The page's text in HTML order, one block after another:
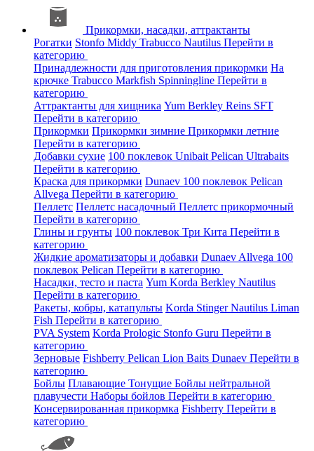
Прикормки, насадки, аттрактанты
Рогатки Stonfo Middy Trabucco Nautilus Перейти в
категорию
Принадлежности для приготовления прикормки На
крючке Trabucco Markfish Spinningline Перейти в
категорию
Аттрактанты для хищника Yum Berkley Reins SFT
Перейти в категорию
Прикормки Прикормки зимние Прикормки летние
Перейти в категорию
Добавки сухие 100 поклевок Unibait Pelican Ultrabaits
Перейти в категорию
Краска для прикормки Dunaev 100 поклевок Pelican
Allvega Перейти в категорию
Пеллетс Пеллетс насадочный Пеллетс прикормочный
Перейти в категорию
Глины и грунты 100 поклевок Три Кита Перейти в
категорию
Жидкие ароматизаторы и добавки Dunaev Allvega 100
поклевок Pelican Перейти в категорию
Насадки, тесто и паста Yum Korda Berkley Nautilus
Перейти в категорию
Ракеты, кобры, катапульты Korda StingerNautilus Liman
Fish Перейти в категорию
PVA System Korda Prologic Stonfo Guru Перейти в
категорию
Зерновые Fishberry Pelican Lion Baits Dunaev Перейти в
категорию
Бойлы Плавающие Тонущие Бойлы нейтральной
плавучести Наборы бойлов Перейти в категорию
Консервированная прикормка Fishberry Перейти в
категорию